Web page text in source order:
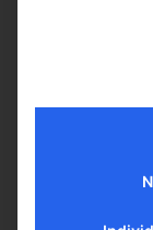
ca. 60